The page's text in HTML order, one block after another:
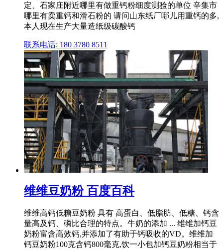
定、石家庄附近哪里有做重钙粉细度测验的单位 辛集市
哪里有卖重钙和滑石粉的 请问山东纸厂哪儿用重钙的多,
本人现在生产大量造纸级碳酸钙
联系电话: 180 3780 8511
维维豆奶粉 百度百科
维维高钙低糖豆奶粉 具有 高蛋白、低脂肪、低糖、钙含
量高及钙、磷比合理的特点。牛奶的添加 ... 维维加钙豆
奶粉富含高效钙,并添加了有助于钙吸收的VD。维维加
钙豆奶粉100克含钙800毫克,饮一小包加钙豆奶粉相当于